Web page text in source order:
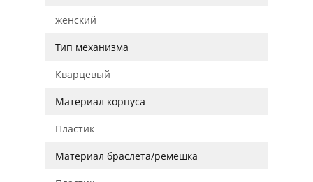
женский
Тип механизма
Кварцевый
Материал корпуса
Пластик
Материал браслета/ремешка